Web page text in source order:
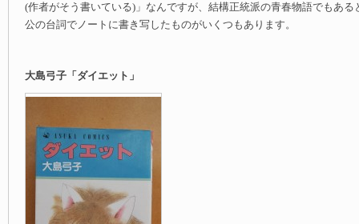
(作者がそう書いている)」なんですが、結構正統派の青春物語でもある
公の台詞でノートに書き写したものがいくつもあります。
大島弓子「ダイエット」